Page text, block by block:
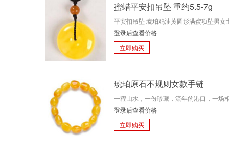
蜜蜡平安扣吊坠 重约5.5-7g
平安扣吊坠 琥珀鸡油黄圆形满蜜项坠男女
登录后查看价格
立即购买
琥珀原石不规则女款手链
一程山水，一份珍藏，流年的港口，一场相
登录后查看价格
立即购买